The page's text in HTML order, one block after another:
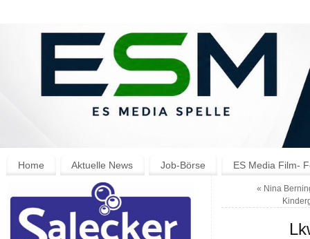
Home Aktuelle News Job-Börse ES Media Film-
« Nina